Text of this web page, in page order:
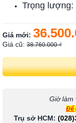
Trọng lượng:
Giá mới:
Giá cũ: 38.760.000 ₫
Giờ làm
Để
Trụ sở HCM: